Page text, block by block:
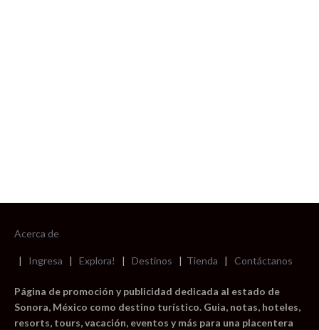
Acerca de
| Ingresa | Explora! | Destinos | Tienda | Contáctanos
Página de promoción y publicidad dedicada al estado de
Sonora, México como destino turístico. Guia, notas, hoteles,
resorts, tours, vacación, eventos y más para una placentera